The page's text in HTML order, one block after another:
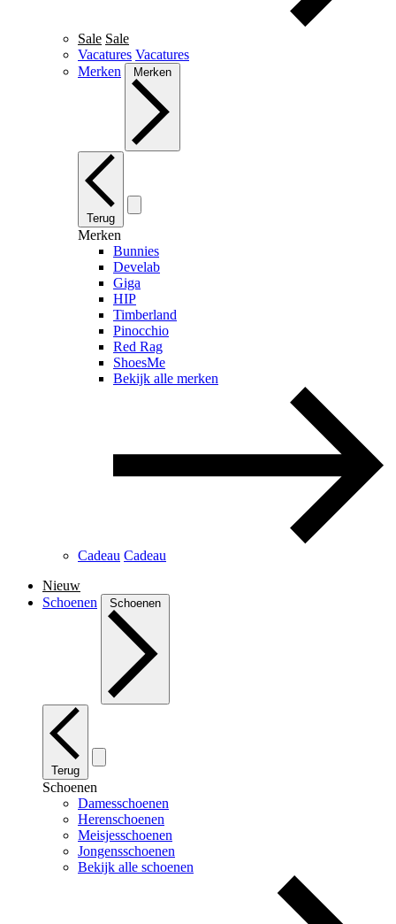
Sale Sale
Vacatures Vacatures
Merken
Merken
Terug
Merken
Bunnies
Develab
Giga
HIP
Timberland
Pinocchio
Red Rag
ShoesMe
Bekijk alle merken
Cadeau Cadeau
Nieuw
Schoenen
Schoenen
Terug
Schoenen
Damesschoenen
Herenschoenen
Meisjesschoenen
Jongensschoenen
Bekijk alle schoenen